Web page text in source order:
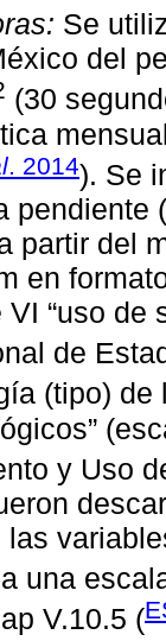
Se
del
(30
. 2014). Se
pendiente
partir del
en
“uso de
de
(tipo) de
y Uso
las
una
V.10.5 (